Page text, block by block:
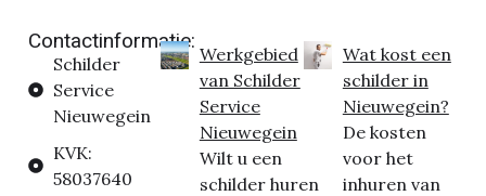
Contactinformatie:
Schilder
Service
Nieuwegein
KVK:
58037640
Werkgebied
van Schilder
Service
Nieuwegein
Wilt u een
schilder huren
Wat kost een
schilder in
Nieuwegein?
De kosten
voor het
inhuren van